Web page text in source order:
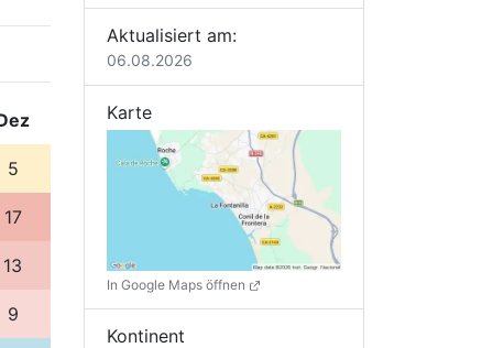
5
17
13
9
Aktualisiert am:
06.08.2026
Karte
In Google Maps öffnen
Kontinent